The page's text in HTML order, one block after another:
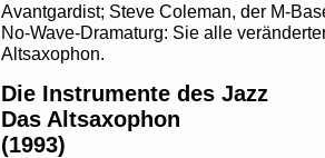
Avantgardist; Steve Coleman, der M-
No-Wave-Dramaturg: Sie alle
Altsaxophon.
Die Instrumente des Jazz
Das Altsaxophon
(1993)